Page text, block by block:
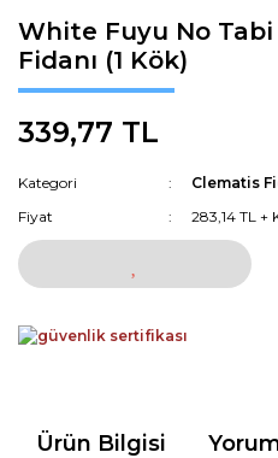
White Fuyu No
Fidanı (1 Kök)
339,77 TL
Kategori
Clematis
Fiyat
283,14 TL +
Ürün Bilgisi